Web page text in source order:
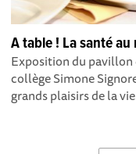
A table ! La santé au
Exposition du pavillon
collège Simone
grands plaisirs de la